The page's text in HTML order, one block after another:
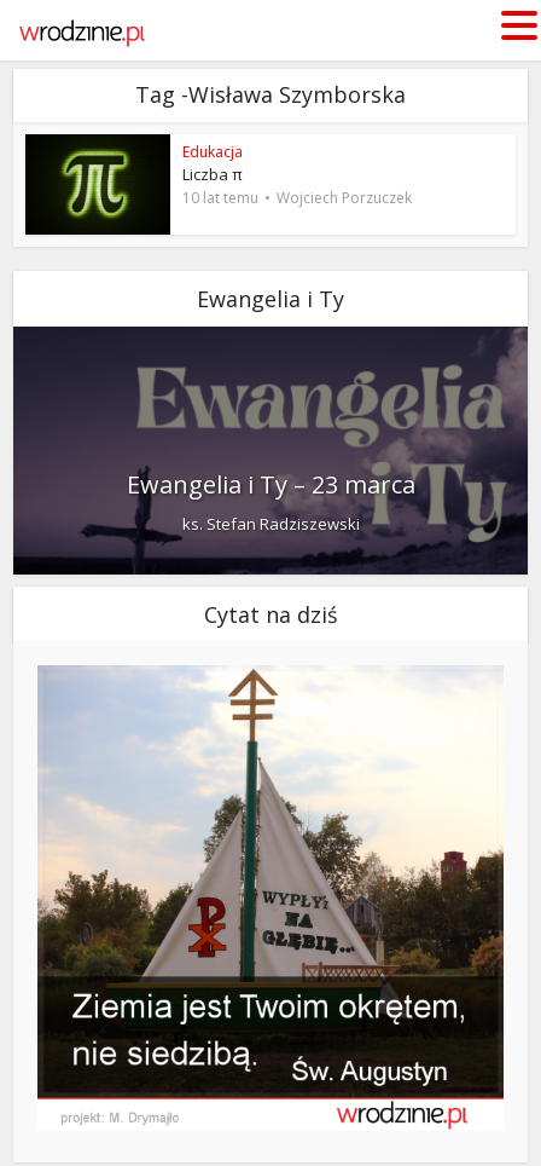
Tag -Wisława Szymborska
Edukacja
Liczba π
10 lat temu Wojciech Porzuczek
Ewangelia i Ty
Ewangelia i Ty – 23 marca
ks. Stefan Radziszewski
Cytat na dziś